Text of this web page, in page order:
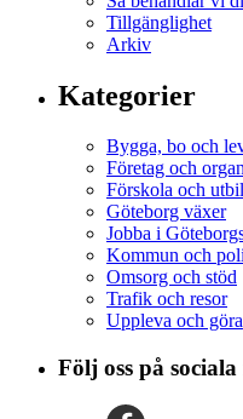
Tillgänglighet
Arkiv
Kategorier
Bygga, bo och
Företag och
Förskola och
Göteborg växer
Jobba i
Kommun och
Omsorg och stöd
Trafik och resor
Uppleva och göra
Följ oss på